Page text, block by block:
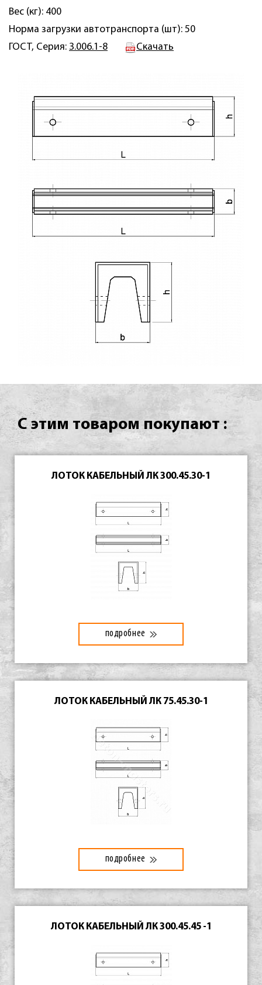
Вес (кг): 400
Норма загрузки автотранспорта (шт): 50
ГОСТ, Серия: 3.006.1-8 Скачать
С этим товаром покупают :
ЛОТОК КАБЕЛЬНЫЙ ЛК 300.45.30-1
подробнее
ЛОТОК КАБЕЛЬНЫЙ ЛК 75.45.30-1
подробнее
ЛОТОК КАБЕЛЬНЫЙ ЛК 300.45.45 -1